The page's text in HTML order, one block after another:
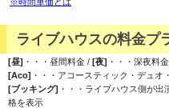
ライブハウスの料金プ
[昼] ・・・昼間料金 / [夜] ・・・深夜料
[Aco] ・・・アコースティック・デュオ
[ブッキング] ・・・ライブハウス側が
格を表示